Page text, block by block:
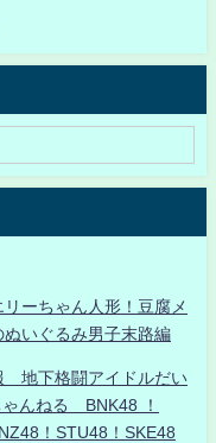
ーちゃん人形！豆腐メ
いぐるみ男子末路編
地下格闘アイドルだい
んねる BNK48 ！
！STU48！SKE48